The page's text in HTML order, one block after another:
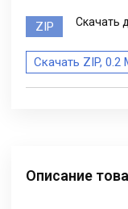
ZIP Скачать
Скачать ZIP, 0.2
Описание